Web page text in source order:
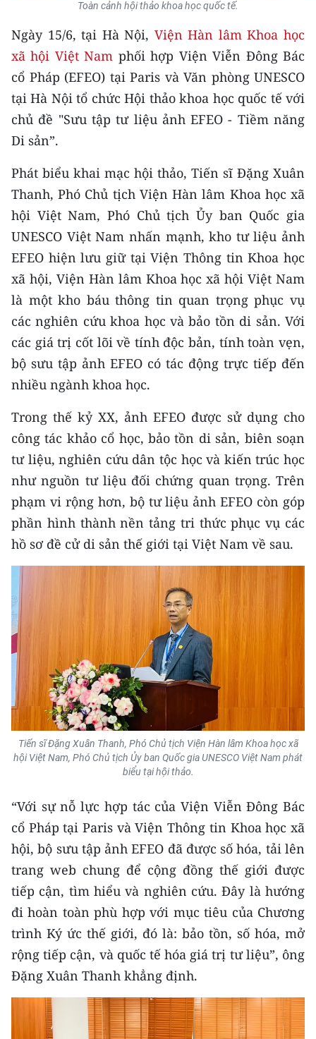
TRI THỨC CHUYÊN SÂU
54 DÂN TỘC VIỆT NAM
CHƯƠNG TRÌNH OCOP - MỖI XÃ
MỘT SẢN PHẨM
MEDIA CENTER
E-Magazine
Video
Media Chính trị
Media Kinh tế
Media Văn hóa
Media Xã hội
Media Pháp luật
Media Du lịch
Media Thế giới
Media Thể thao
Media Giáo dục
Media Y tế
Media Khoa học - Công nghệ
Media Môi trường
Infographic
TIN MỚI
Trung du và miền núi phía Bắc
Đồng bằng sông Hồng
Bắc Trung Bộ
Duyên hải Nam Trung Bộ và Tây
Nguyên
Đông Nam Bộ
Đồng bằng sông Cửu Long
Chuyên trang Hà Nội
Toàn cảnh hội thảo khoa học quốc tế.
Ngày 15/6, tại Hà Nội, Viện Hàn lâm Khoa học
xã hội Việt Nam phối hợp Viện Viễn Đông Bác
cổ Pháp (EFEO) tại Paris và Văn phòng UNESCO
tại Hà Nội tổ chức Hội thảo khoa học quốc tế với
chủ đề "Sưu tập tư liệu ảnh EFEO - Tiềm năng
Di sản”.
Phát biểu khai mạc hội thảo, Tiến sĩ Đặng Xuân
Thanh, Phó Chủ tịch Viện Hàn lâm Khoa học xã
hội Việt Nam, Phó Chủ tịch Ủy ban Quốc gia
UNESCO Việt Nam nhấn mạnh, kho tư liệu ảnh
EFEO hiện lưu giữ tại Viện Thông tin Khoa học
xã hội, Viện Hàn lâm Khoa học xã hội Việt Nam
là một kho báu thông tin quan trọng phục vụ
các nghiên cứu khoa học và bảo tồn di sản. Với
các giá trị cốt lõi về tính độc bản, tính toàn vẹn,
bộ sưu tập ảnh EFEO có tác động trực tiếp đến
nhiều ngành khoa học.
Trong thế kỷ XX, ảnh EFEO được sử dụng cho
công tác khảo cổ học, bảo tồn di sản, biên soạn
tư liệu, nghiên cứu dân tộc học và kiến trúc học
như nguồn tư liệu đối chứng quan trọng. Trên
phạm vi rộng hơn, bộ tư liệu ảnh EFEO còn góp
phần hình thành nền tảng tri thức phục vụ các
hồ sơ đề cử di sản thế giới tại Việt Nam về sau.
Tiến sĩ Đặng Xuân Thanh, Phó Chủ tịch Viện Hàn lâm Khoa học xã
hội Việt Nam, Phó Chủ tịch Ủy ban Quốc gia UNESCO Việt Nam phát
biểu tại hội thảo.
“Với sự nỗ lực hợp tác của Viện Viễn Đông Bác
cổ Pháp tại Paris và Viện Thông tin Khoa học xã
hội, bộ sưu tập ảnh EFEO đã được số hóa, tải lên
trang web chung để cộng đồng thế giới được
tiếp cận, tìm hiểu và nghiên cứu. Đây là hướng
đi hoàn toàn phù hợp với mục tiêu của Chương
trình Ký ức thế giới, đó là: bảo tồn, số hóa, mở
rộng tiếp cận, và quốc tế hóa giá trị tư liệu”, ông
Đặng Xuân Thanh khẳng định.